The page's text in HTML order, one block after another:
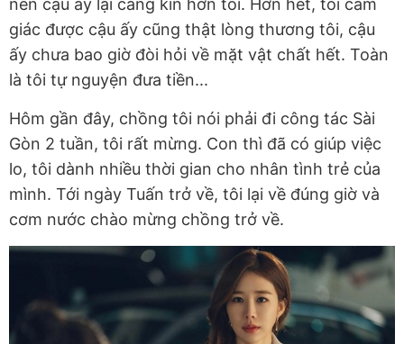
nên cậu ấy lại càng kín hơn tôi. Hơn hết, tôi cảm
giác được cậu ấy cũng thật lòng thương tôi, cậu
ấy chưa bao giờ đòi hỏi về mặt vật chất hết. Toàn
là tôi tự nguyện đưa tiền...
Hôm gần đây, chồng tôi nói phải đi công tác Sài
Gòn 2 tuần, tôi rất mừng. Con thì đã có giúp việc
lo, tôi dành nhiều thời gian cho nhân tình trẻ của
mình. Tới ngày Tuấn trở về, tôi lại về đúng giờ và
cơm nước chào mừng chồng trở về.